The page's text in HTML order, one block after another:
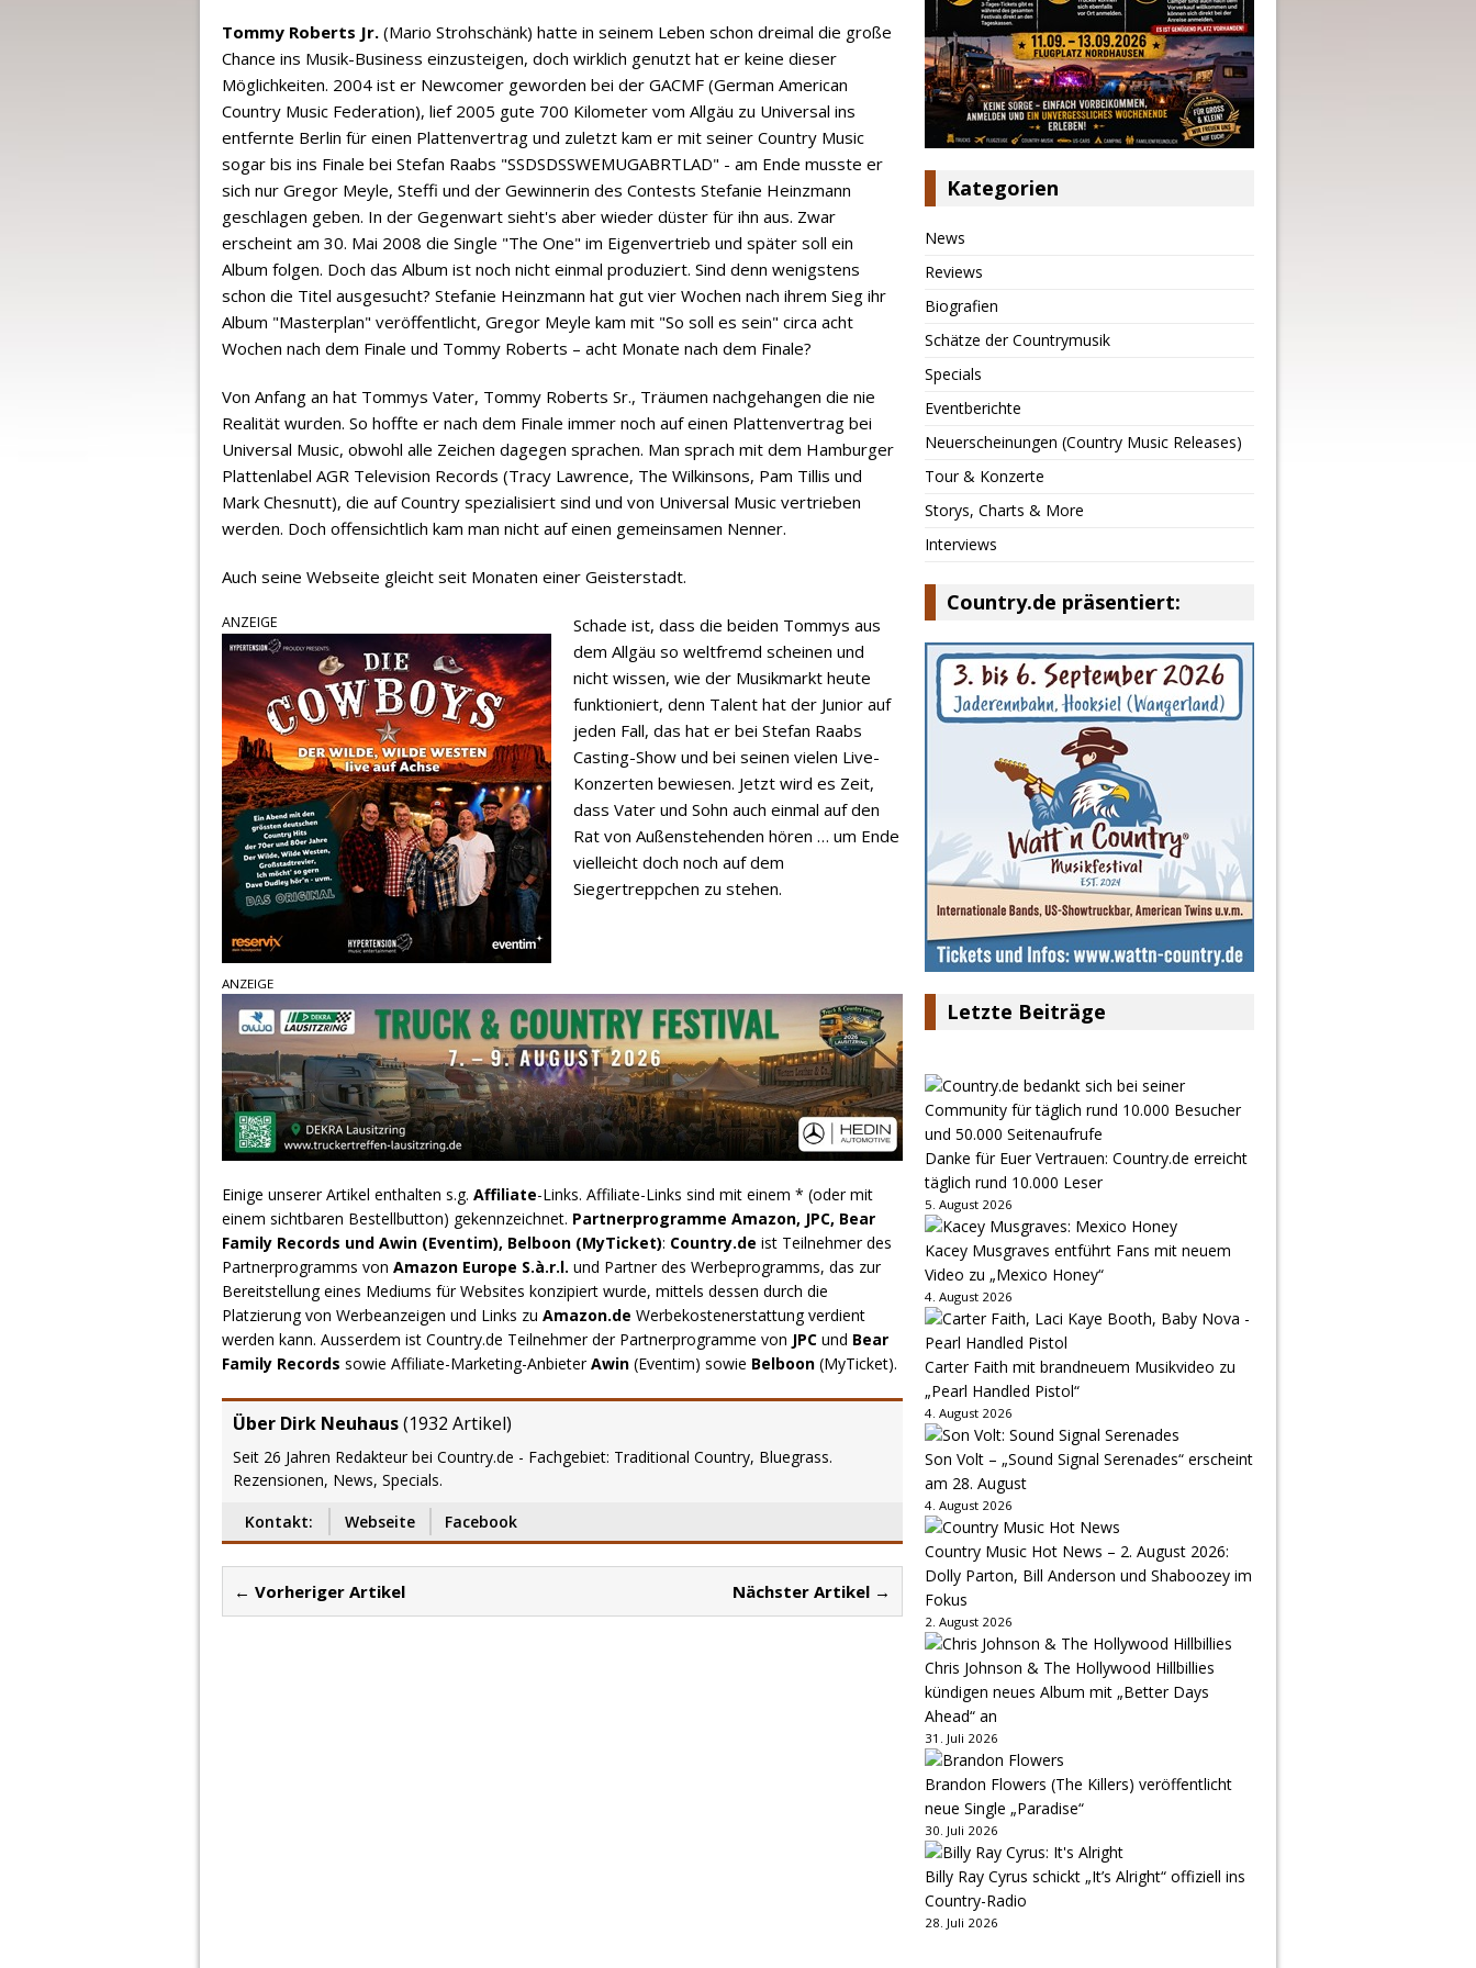
Tommy Roberts Jr. (Mario Strohschänk) hatte in seinem Leben schon dreimal die große
Chance ins Musik-Business einzusteigen, doch wirklich genutzt hat er keine dieser
Möglichkeiten. 2004 ist er Newcomer geworden bei der GACMF (German American
Country Music Federation), lief 2005 gute 700 Kilometer vom Allgäu zu Universal ins
entfernte Berlin für einen Plattenvertrag und zuletzt kam er mit seiner Country Music
sogar bis ins Finale bei Stefan Raabs "SSDSDSSWEMUGABRTLAD" - am Ende musste er
sich nur Gregor Meyle, Steffi und der Gewinnerin des Contests Stefanie Heinzmann
geschlagen geben. In der Gegenwart sieht's aber wieder düster für ihn aus. Zwar
erscheint am 30. Mai 2008 die Single "The One" im Eigenvertrieb und später soll ein
Album folgen. Doch das Album ist noch nicht einmal produziert. Sind denn wenigstens
schon die Titel ausgesucht? Stefanie Heinzmann hat gut vier Wochen nach ihrem Sieg ihr
Album "Masterplan" veröffentlicht, Gregor Meyle kam mit "So soll es sein" circa acht
Wochen nach dem Finale und Tommy Roberts – acht Monate nach dem Finale?
Von Anfang an hat Tommys Vater, Tommy Roberts Sr., Träumen nachgehangen die nie
Realität wurden. So hoffte er nach dem Finale immer noch auf einen Plattenvertrag bei
Universal Music, obwohl alle Zeichen dagegen sprachen. Man sprach mit dem Hamburger
Plattenlabel AGR Television Records (Tracy Lawrence, The Wilkinsons, Pam Tillis und
Mark Chesnutt), die auf Country spezialisiert sind und von Universal Music vertrieben
werden. Doch offensichtlich kam man nicht auf einen gemeinsamen Nenner.
Auch seine Webseite gleicht seit Monaten einer Geisterstadt.
ANZEIGE
Schade ist, dass die beiden Tommys aus
dem Allgäu so weltfremd scheinen und
nicht wissen, wie der Musikmarkt heute
funktioniert, denn Talent hat der Junior auf
jeden Fall, das hat er bei Stefan Raabs
Casting-Show und bei seinen vielen Live-
Konzerten bewiesen. Jetzt wird es Zeit,
dass Vater und Sohn auch einmal auf den
Rat von Außenstehenden hören … um Ende
vielleicht doch noch auf dem
Siegertreppchen zu stehen.
ANZEIGE
Einige unserer Artikel enthalten s.g. Affiliate-Links. Affiliate-Links sind mit einem * (oder mit
einem sichtbaren Bestellbutton) gekennzeichnet. Partnerprogramme Amazon, JPC, Bear
Family Records und Awin (Eventim), Belboon (MyTicket): Country.de ist Teilnehmer des
Partnerprogramms von Amazon Europe S.à.r.l. und Partner des Werbeprogramms, das zur
Bereitstellung eines Mediums für Websites konzipiert wurde, mittels dessen durch die
Platzierung von Werbeanzeigen und Links zu Amazon.de Werbekostenerstattung verdient
werden kann. Ausserdem ist Country.de Teilnehmer der Partnerprogramme von JPC und Bear
Family Records sowie Affiliate-Marketing-AnbieterAwin (Eventim) sowie Belboon (MyTicket).
Über Dirk Neuhaus(1932 Artikel)
Seit 26 Jahren Redakteur bei Country.de - Fachgebiet: Traditional Country, Bluegrass.
Rezensionen, News, Specials.
Kontakt:
Webseite Facebook
← Vorheriger Artikel Nächster Artikel →
Kategorien
News
Reviews
Biografien
Schätze der Countrymusik
Specials
Eventberichte
Neuerscheinungen (Country Music Releases)
Tour & Konzerte
Storys, Charts & More
Interviews
Country.de präsentiert:
Letzte Beiträge
Danke für Euer Vertrauen: Country.de erreicht
täglich rund 10.000 Leser
5. August 2026
Kacey Musgraves entführt Fans mit neuem
Video zu „Mexico Honey“
4. August 2026
Carter Faith mit brandneuem Musikvideo zu
„Pearl Handled Pistol“
4. August 2026
Son Volt – „Sound Signal Serenades“ erscheint
am 28. August
4. August 2026
Country Music Hot News – 2. August 2026:
Dolly Parton, Bill Anderson und Shaboozey im
Fokus
2. August 2026
Chris Johnson & The Hollywood Hillbillies
kündigen neues Album mit „Better Days
Ahead“ an
31. Juli 2026
Brandon Flowers (The Killers) veröffentlicht
neue Single „Paradise“
30. Juli 2026
Billy Ray Cyrus schickt „It’s Alright“ offiziell ins
Country-Radio
28. Juli 2026